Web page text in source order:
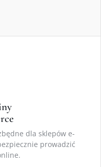
dla sklepów e-
prowadzić